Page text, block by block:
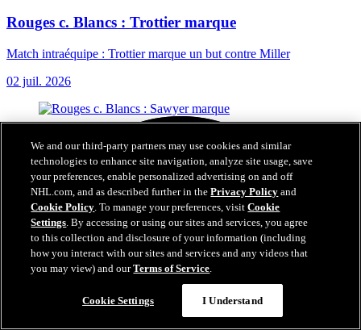
Rouges c. Blancs : Trottier marque
Match intraéquipe : Trottier marque un but contre Miller
02 juil. 2026
We and our third-party partners may use cookies and similar
technologies to enhance site navigation, analyze site usage, save
your preferences, enable personalized advertising on and off
NHL.com, and as described further in thePrivacy Policy and
Cookie Policy. To manage your preferences, visitCookie
Settings. By accessing or using our sites and services, you agree
to this collection and disclosure of your information (including
how you interact with our sites and services and any videos that
you may view) and ourTerms of Service.
Cookie Settings I Understand